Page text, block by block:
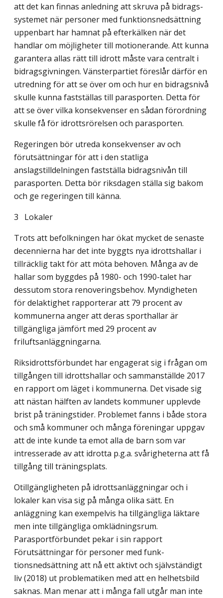
att det kan finnas anledning att skruva på bidrags­
systemet när personer med funktionsnedsättning
uppenbart har hamnat på efterkälken när det
handlar om möjligheter till motionerande. Att kunna
garantera allas rätt till idrott måste vara centralt i
bidragsgivningen. Vänsterpartiet föreslår därför en
utredning för att se över om och hur en bidragsnivå
skulle kunna fastställas till parasporten. Detta för
att se över vilka konsekvenser en sådan förordning
skulle få för idrottsrörelsen och para­sporten.
Regeringen bör utreda konsekvenser av och
förutsättningar för att i den statliga
anslagstilldelningen fastställa bidragsnivån till
parasporten. Detta bör riksdagen ställa sig bakom
och ge regeringen till känna.
3 Lokaler
Trots att befolkningen har ökat mycket de senaste
decennierna har det inte byggts nya idrottshallar i
tillräcklig takt för att möta behoven. Många av de
hallar som byggdes på 1980- och 1990-talet har
dessutom stora renoveringsbehov. Myndigheten
för delaktighet rapporterar att 79 procent av
kommunerna anger att deras sporthallar är
tillgängliga jämfört med 29 procent av
friluftsanläggningarna.
Riksidrottsförbundet har engagerat sig i frågan om
tillgången till idrottshallar och sammanställde 2017
en rapport om läget i kommunerna. Det visade sig
att nästan hälften av landets kommuner upplevde
brist på träningstider. Problemet fanns i både stora
och små kommuner och många föreningar uppgav
att de inte kunde ta emot alla de barn som var
intresserade av att idrotta p.g.a. svårigheterna att få
tillgång till träningsplats.
Otillgängligheten på idrottsanläggningar och i
lokaler kan visa sig på många olika sätt. En
anläggning kan exempelvis ha tillgängliga läktare
men inte tillgängliga omkläd­ningsrum.
Parasportförbundet pekar i sin rapport
Förutsättningar för personer med funk­
tionsnedsättning att nå ett aktivt och självständigt
liv (2018) ut problematiken med att en helhetsbild
saknas. Man menar att i många fall utgår man inte